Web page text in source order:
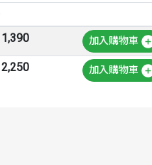
加入購物車
加入購物車